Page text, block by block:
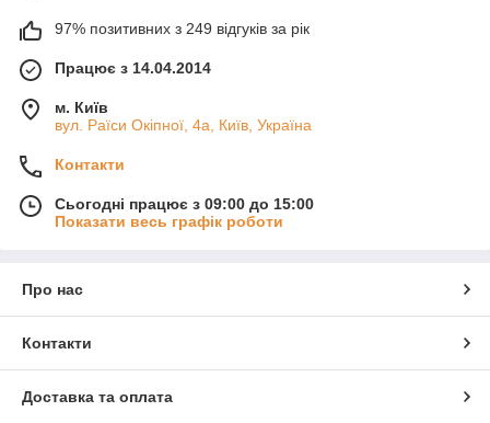
97% позитивних з 249 відгуків за рік
Працює з 14.04.2014
м. Київ
вул. Раїси Окіпної, 4а, Київ, Україна
Контакти
Сьогодні працює з 09:00 до 15:00
Показати весь графік роботи
Про нас
Контакти
Доставка та оплата